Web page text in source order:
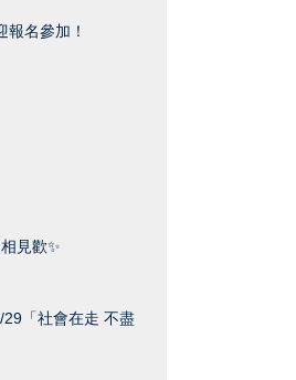
名參加！
見歡✨
29「社會在走 不盡